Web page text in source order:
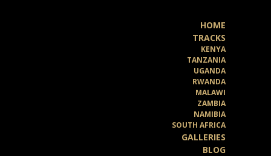
HOME
TRACKS
KENYA
TANZANIA
UGANDA
RWANDA
MALAWI
ZAMBIA
NAMIBIA
SOUTH AFRICA
GALLERIES
BLOG
Blog >
Baringo nach Kitale